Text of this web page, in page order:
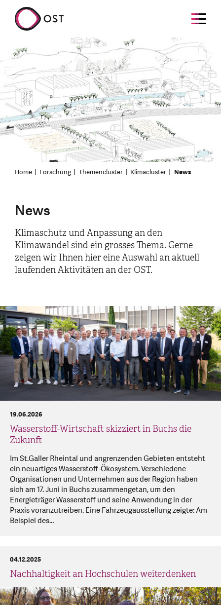
Home Forschung Themencluster Klimacluster News
News
Klimaschutz und Anpassung an den
Klimawandel sind ein grosses Thema. Gerne
zeigen wir Ihnen hier eine Auswahl an aktuell
laufenden Aktivitäten an der OST.
Wasserstoff-Wirtschaft skizziert in Buchs die
Zukunft
19.06.2026
Im St.Galler Rheintal und angrenzenden Gebieten entsteht
ein neuartiges Wasserstoff-Ökosystem. Verschiedene
Organisationen und Unternehmen aus der Region haben
sich am 17. Juni in Buchs zusammengetan, um den
Energieträger Wasserstoff und seine Anwendung in der
Praxis voranzutreiben. Eine Fahrzeugausstellung zeigte: Am
Beispiel des…
Nachhaltigkeit an Hochschulen weiterdenken
04.12.2025